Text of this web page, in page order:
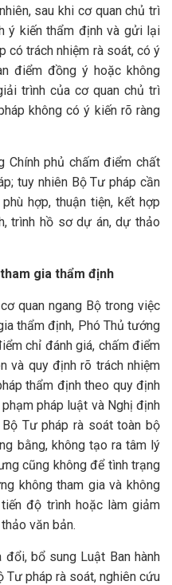
sau khi cơ quan chủ trì
ý kiến thẩm định và gửi lại
có trách nhiệm rà soát, có ý
điểm đồng ý hoặc không
trình của cơ quan chủ trì
không có ý kiến rõ ràng
Chính phủ chấm điểm chất
tuy nhiên Bộ Tư pháp cần
hợp, thuận tiện, kết hợp
trình hồ sơ dự án, dự thảo
gia thẩm định
quan ngang Bộ trong việc
thẩm định, Phó Thủ tướng
chỉ đánh giá, chấm điểm
và quy định rõ trách nhiệm
thẩm định theo quy định
pháp luật và Nghị định
Tư pháp rà soát toàn bộ
bằng, không tạo ra tâm lý
cũng không để tình trạng
không tham gia và không
độ trình hoặc làm giảm
văn bản.
bổ sung Luật Ban hành
Tư pháp rà soát, nghiên cứu